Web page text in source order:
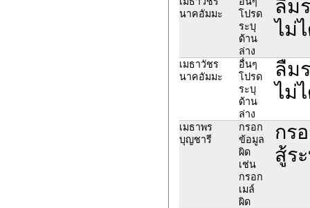
นาคอัมมะ
โปรด
ระบุ
ด้าน
ล่าง
ลืม
ไม่
เมธาวัชร
นาคอัมมะ
อื่นๆ
โปรด
ระบุ
ด้าน
ล่าง
ลืม
ไม่
เมธาพร
บุญชารี
กรอก
ข้อมูล
ผิด
เช่น
กรอก
เมล์
ผิด
กร
สู้ร